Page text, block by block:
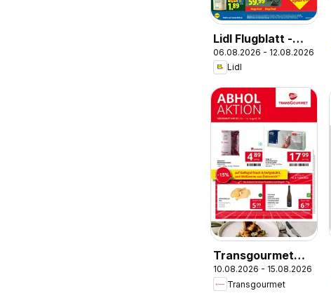
Lidl Flugblatt -
Jenbach,
Eferding,
Dornbirn
06.08.2026 - 12.08.2026
Lidl
Transgourmet
Flugblatt
10.08.2026 - 15.08.2026
Transgourmet